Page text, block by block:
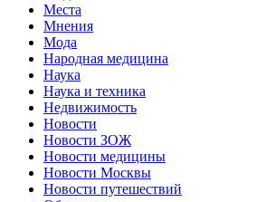
Места
Мнения
Мода
Народная медицина
Наука
Наука и техника
Недвижимость
Новости
Новости ЗОЖ
Новости медицины
Новости Москвы
Новости путешествий